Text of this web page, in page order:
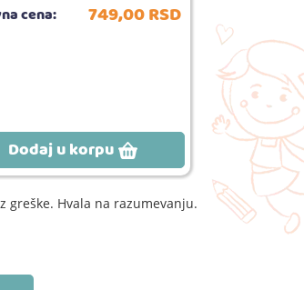
cena: 749,00RSD
Dodaj u korpu
Hvala na razumevanju.